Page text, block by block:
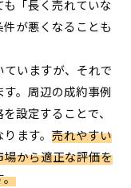
「長く売れていな
が悪くなることも
いますが、それで
。周辺の成約事例
設定することで、
ます。 売れやすい
から適正な評価を
。